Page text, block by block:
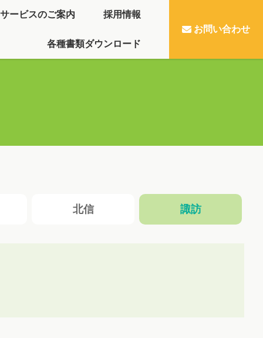
サービスのご案内 採用情報
各種書類ダウンロード
お問い合わせ
北信 諏訪